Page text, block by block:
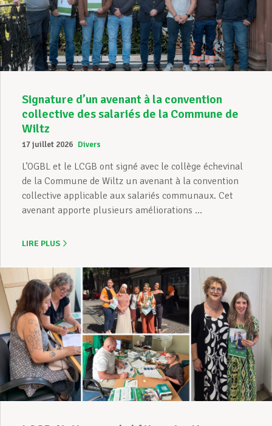
Signature d’un avenant à la convention
collective des salariés de la Commune de
Wiltz
17 juillet 2026 Divers
L’OGBL et le LCGB ont signé avec le collège échevinal
de la Commune de Wiltz un avenant à la convention
collective applicable aux salariés communaux. Cet
avenant apporte plusieurs améliorations ...
LIRE PLUS